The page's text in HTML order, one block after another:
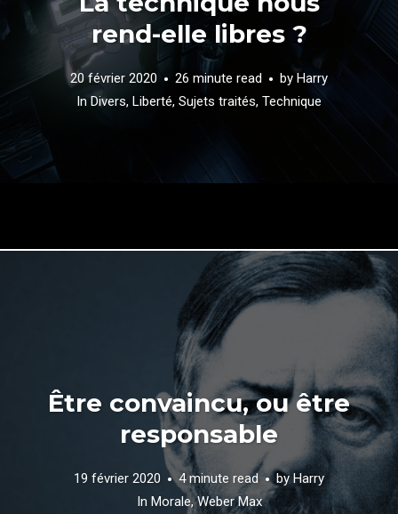
rend-elle libres ?
20 février 2020 26 minute read by Harry
InDivers, Liberté, Sujets traités, Technique
Être convaincu, ou être
responsable
19 février 2020 4 minute read by Harry
In Morale,Weber Max